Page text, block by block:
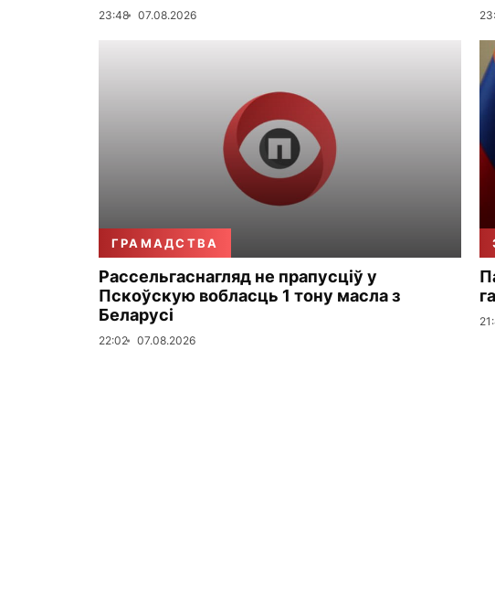
23:48 07.08.2026
ГРАМАДСТВА
Рассельгаснагляд не прапусціў у
Пскоўскую вобласць 1 тону масла з
Беларусі
22:02 07.08.2026